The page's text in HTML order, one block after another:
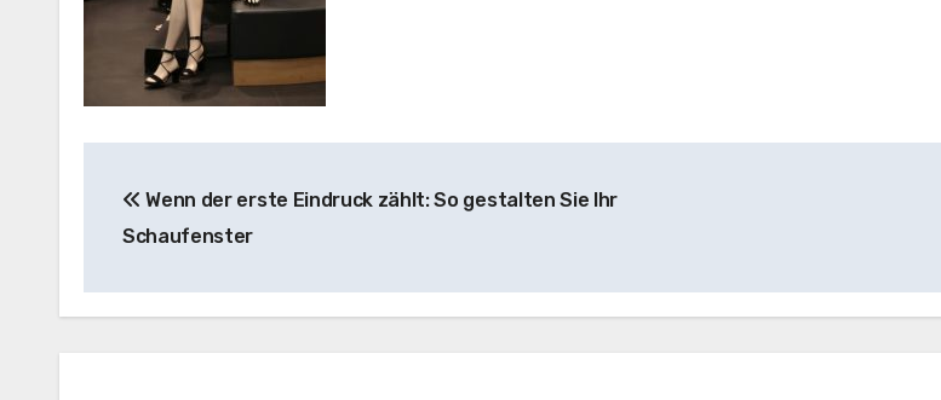
Wenn der erste Eindruck zählt: So gestalten Sie Ihr
Schaufenster